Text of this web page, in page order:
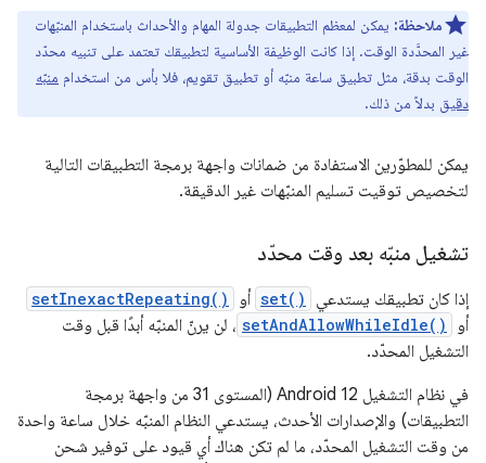
ملاحظة: يمكن لمعظم التطبيقات جدولة المهام والأحداث باستخدام المنبّهات
غير المحدَّدة الوقت. إذا كانت الوظيفة الأساسية لتطبيقك تعتمد على تنبيه محدّد
الوقت بدقة، مثل تطبيق ساعة منبّه أو تطبيق تقويم، فلا بأس من استخدام منبّه
دقيق بدلاً من ذلك.
يمكن للمطوّرين الاستفادة من ضمانات واجهة برمجة التطبيقات التالية
لتخصيص توقيت تسليم المنبّهات غير الدقيقة.
تشغيل منبّه بعد وقت محدّد
إذا كان تطبيقك يستدعي set() أو setInexactRepeating()
أو setAndAllowWhileIdle() ، لن يرنّ المنبّه أبدًا قبل وقت
التشغيل المحدّد.
في نظام التشغيل Android 12 (المستوى 31 من واجهة برمجة
التطبيقات) والإصدارات الأحدث، يستدعي النظام المنبّه خلال ساعة واحدة
من وقت التشغيل المحدّد، ما لم تكن هناك أي قيود على توفير شحن